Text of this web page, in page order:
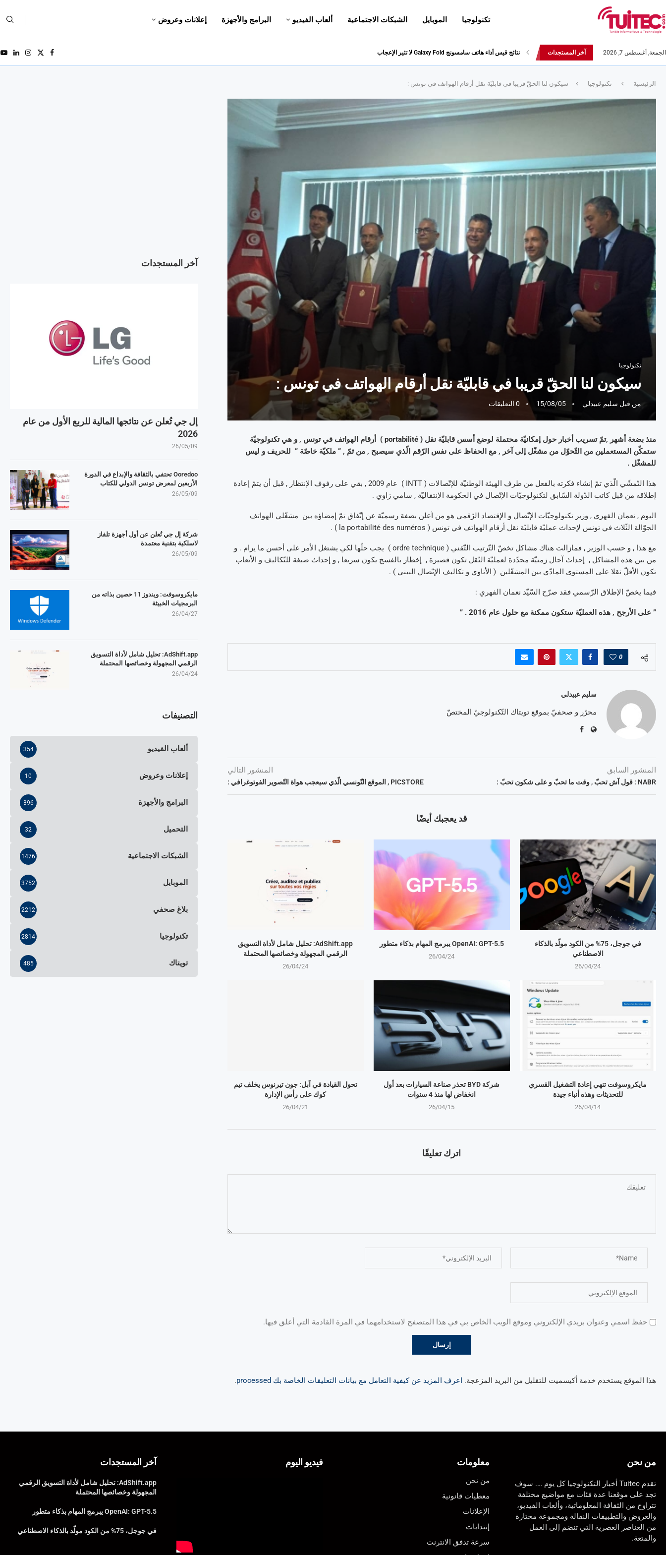
تكنولوجيا الموبايل الشبكات الاجتماعية ألعاب الفيديو البرامج والأجهزة إعلانات وعروض
الجمعة, أغسطس 7, 2026 آخر المستجدات أحدث إصدارات هواوي: هاتف “nova 8 SE” ينطلق رسميا مع أربع...
الرئيسية تكنولوجيا سيكون لنا الحقّ قريبا في قابليّة نقل أرقام الهواتف في تونس :
تكنولوجيا
سيكون لنا الحقّ قريبا في قابليّة نقل أرقام الهواتف في تونس :
من قبل سليم عبيدلي 15/08/05 0 التعليقات
منذ بضعة أشهر ,تمّ تسريب أخبار حول إمكانيّة محتملة لوضع أسس قابليّة نقل ( portabilité ) أرقام الهواتف في تونس , و هي تكنولوجيّة
ستمكّن المستعملين من التّحوّل من مشغّل إلى آخر , مع الحفاظ على نفس الرّقم الّذي سيصبح , من ثمّ , ” ملكيّة خاصّة ” للحريف و ليس
للمشغّل .
هذا التّمشّي الّذي تمّ إنشاء فكرته بالفعل من طرف الهيئة الوطنيّة للإتّصالات ( INTT ) عام 2009 , بقي على رفوف الإنتظار , قبل أن يتمّ إعادة
إطلاقه من قبل كاتب الدّولة السّابق لتكنولوجيّات الإتّصال في الحكومة الإنتقاليّة , سامي زاوي .
اليوم , نعمان الفهري , وزير تكنولوجيّات الإتّصال و الإقتصاد الرّقمي هو من أعلن بصفة رسميّة عن إتّفاق تمّ إمضاؤه بين مشغّلي الهواتف
الجوّالة الثّلاث في تونس لإحداث عمليّة قابليّة نقل أرقام الهواتف في تونس ( la portabilité des numéros ) .
مع هذا , و حسب الوزير , فمازالت هناك مشاكل تخصّ التّرتيب التّقني ( ordre technique ) يجب حلّها لكي يشتغل الأمر على أحسن ما يرام . و
من بين هذه المشاكل , إحداث آجال زمنيّة محدّدة لعمليّة النّقل تكون قصيرة , إخطار بالفسخ يكون سريعا , و إحداث صيغة للتّكاليف و الأتعاب
تكون الأقلّ ثقلا على المستوى المادّي بين المشغّلين ( الأتاوي و تكاليف الإتّصال البيني ) .
فيما يخصّ الإطلاق الرّسمي فقد صرّح السّيّد نعمان الفهري :
” على الأرجح , هذه العمليّة ستكون ممكنة مع حلول عام 2016 . ”
0
سليم عبيدلي
محرّر و صحفيّ بموقع تويتاك التّكنولوجيّ المختصّ
المنشور السابق
NABR : قول آش تحبّ , وقت ما تحبّ و على شكون تحبّ :
المنشور التالي
PICSTORE , الموقع التّونسي الّذي سيعجب هواة التّصوير الفوتوغرافي :
قد يعجبك أيضًا
AdShift.app: تحليل شامل لأداة التسويق
الرقمي المجهولة وخصائصها المحتملة
26/04/24
OpenAI: GPT-5.5 يبرمج المهام بذكاء متطور
26/04/24
في جوجل، 75% من الكود مولّد بالذكاء
الاصطناعي
26/04/24
تحول القيادة في آبل: جون تيرنوس يخلف تيم
كوك على رأس الإدارة
26/04/21
شركة BYD تحذر صناعة السيارات بعد أول
انخفاض لها منذ 4 سنوات
26/04/15
مايكروسوفت تنهي إعادة التشغيل القسري
للتحديثات وهذه أنباء جيدة
26/04/14
اترك تعليقًا
حفظ اسمي وعنوان بريدي الإلكتروني وموقع الويب الخاص بي في هذا المتصفح لاستخدامهما في المرة القادمة التي أعلق فيها.
هذا الموقع يستخدم خدمة أكيسميت للتقليل من البريد المزعجة. اعرف المزيد عن كيفية التعامل مع بيانات التعليقات الخاصة بك processed .
آخر المستجدات
إل جي تُعلن عن نتائجها المالية للربع الأول من عام
2026
26/05/09
Ooredoo تحتفي بالثقافة والإبداع في الدورة
الأربعين لمعرض تونس الدولي للكتاب
26/05/09
شركة إل جي تُعلن عن أول أجهزة تلفاز
لاسلكية بتقنية معتمدة
26/05/09
مايكروسوفت: ويندوز 11 حصين بذاته من
البرمجيات الخبيثة
26/04/27
AdShift.app: تحليل شامل لأداة التسويق
الرقمي المجهولة وخصائصها المحتملة
26/04/24
التصنيفات
ألعاب الفيديو 354
إعلانات وعروض 10
البرامج والأجهزة 396
التحميل 32
الشبكات الاجتماعية 1476
الموبايل 3752
بلاغ صحفي 2212
تكنولوجيا 2814
تويتاك 485
من نحن
تقدم Tuitec أخبار التكنولوجيا كل يوم …. سوف
تجد على موقعنا عدة فئات مع مواضيع مختلفة
تتراوح من الثقافة المعلوماتية، وألعاب الفيديو،
والعروض والتطبيقات النقالة ومجموعة مختارة
من العناصر العصرية التي تنضم إلى العمل
والمتعة.
معلومات
من نحن
معطيات قانونية
الإعلانات
إنتدابات
سرعة تدفق الانترنت
فيديو اليوم آخر المستجدات
AdShift.app: تحليل شامل لأداة التسويق الرقمي
المجهولة وخصائصها المحتملة
OpenAI: GPT-5.5 يبرمج المهام بذكاء متطور
في جوجل، 75% من الكود مولّد بالذكاء الاصطناعي